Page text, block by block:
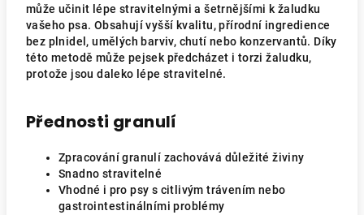
může učinit lépe stravitelnými a šetrnějšími k žaludku
vašeho psa. Obsahují vyšší kvalitu, přírodní ingredience
bez plnidel, umělých barviv, chutí nebo konzervantů. Díky
této metodě může pejsek předcházet i torzi žaludku,
protože jsou daleko lépe stravitelné.
Přednosti granulí
Zpracování granulí zachovává důležité živiny
Snadno stravitelné
Vhodné i pro psy s citlivým trávením nebo
gastrointestinálními problémy